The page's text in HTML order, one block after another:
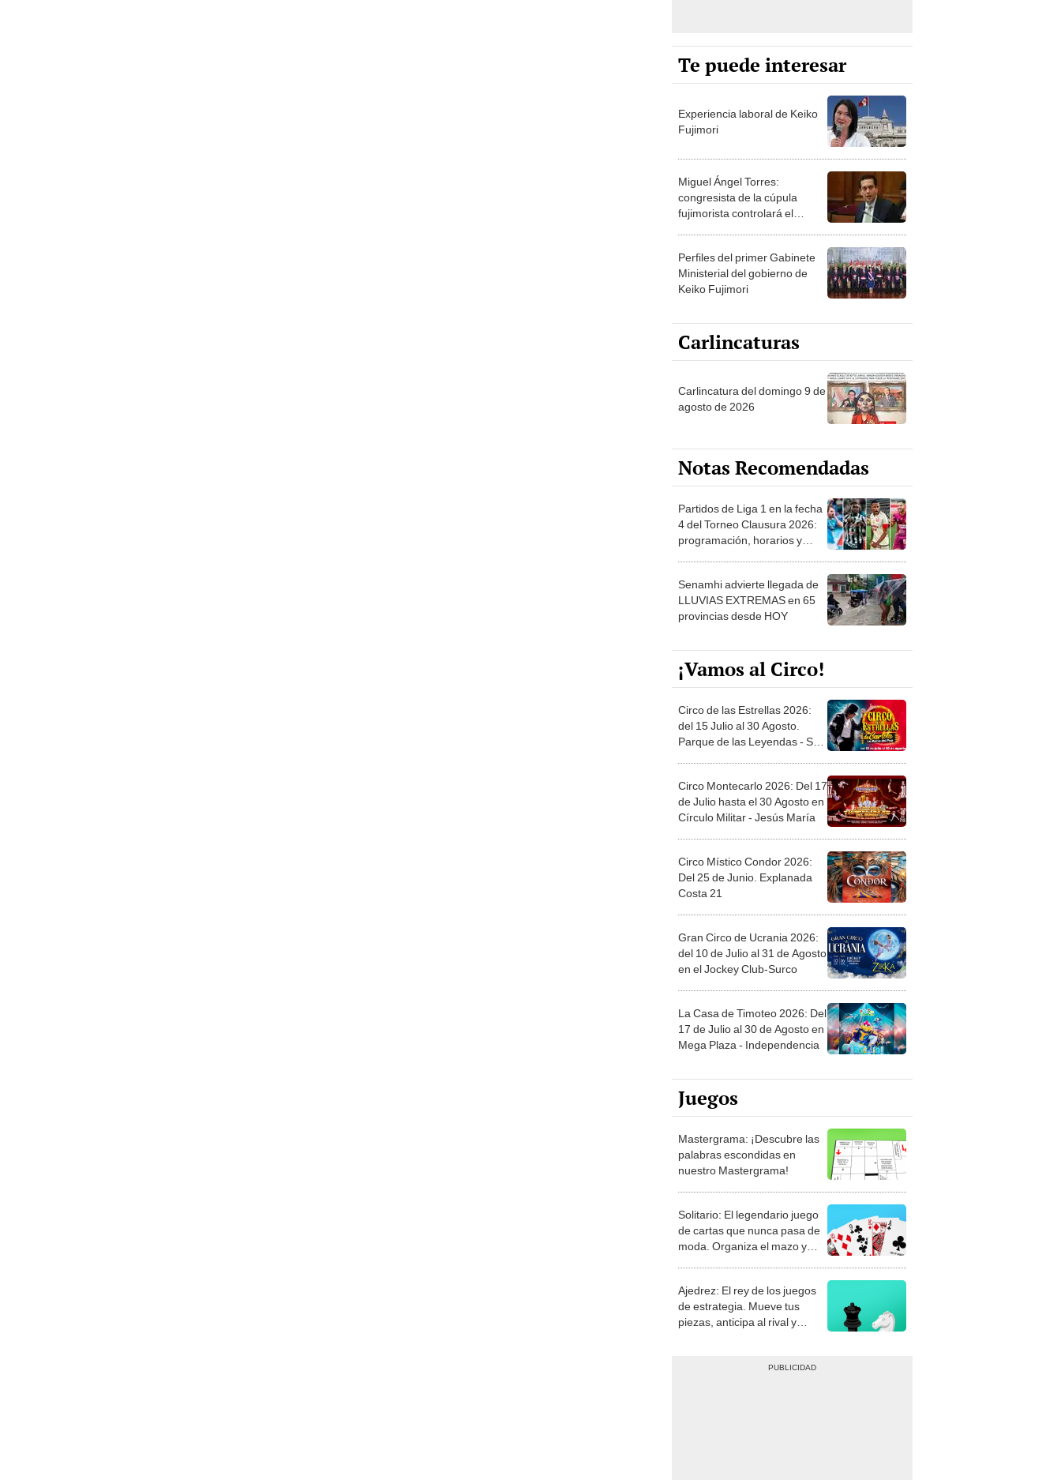
Te puede interesar
Experiencia laboral de Keiko
Fujimori
Miguel Ángel Torres:
congresista de la cúpula
fujimorista controlará el
Perfiles del primer Gabinete
Ministerial del gobierno de
Keiko Fujimori
Carlincaturas
Carlincatura del domingo 9 de
agosto de 2026
Notas Recomendadas
Partidos de Liga 1 en la fecha
4 del Torneo Clausura 2026:
programación, horarios y
Senamhi advierte llegada de
LLUVIAS EXTREMAS en 65
provincias desde HOY
¡Vamos al Circo!
Circo de las Estrellas 2026:
del 15 Julio al 30 Agosto.
Parque de las Leyendas - San
Circo Montecarlo 2026: Del 17
de Julio hasta el 30 Agosto en
Círculo Militar - Jesús María
Circo Místico Condor 2026:
Del 25 de Junio. Explanada
Costa 21
Gran Circo de Ucrania 2026:
del 10 de Julio al 31 de Agosto
en el Jockey Club-Surco
La Casa de Timoteo 2026: Del
17 de Julio al 30 de Agosto en
Mega Plaza - Independencia
Juegos
Mastergrama: ¡Descubre las
palabras escondidas en
nuestro Mastergrama!
Solitario: El legendario juego
de cartas que nunca pasa de
moda. Organiza el mazo y
Ajedrez: El rey de los juegos
de estrategia. Mueve tus
piezas, anticipa al rival y